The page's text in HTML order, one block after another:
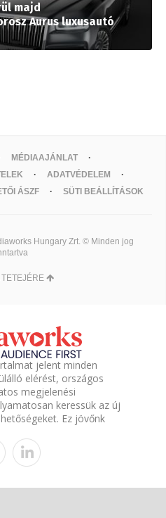
majd
Aurus luxusautó
MÉDIAAJÁNLAT
ADATVÉDELEM
ÁSZF SÜTI BEÁLLÍTÁSOK
Hungary Zrt. © Minden jog
TETEJÉRE
jelent minden
elérést, országos
megjelenési
keressük az új
Ez jövőnk